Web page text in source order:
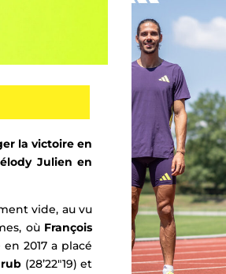
la victoire en
Julien en
vide, au vu
où François
2017 a placé
(28’22″19) et